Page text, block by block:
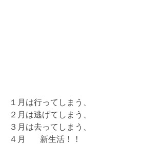
１月は行ってしまう、
２月は逃げてしまう、
３月は去ってしまう、
４月       新生活！！